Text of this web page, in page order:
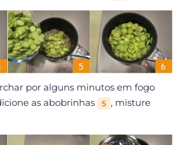
por alguns minutos em fogo
as abobrinhas 5 , misture